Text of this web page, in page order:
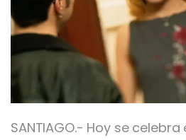
SANTIAGO.- Hoy se